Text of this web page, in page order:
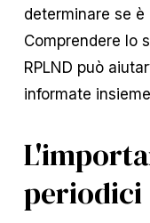
determinare se
Comprendere lo
RPLND può
informate
periodici